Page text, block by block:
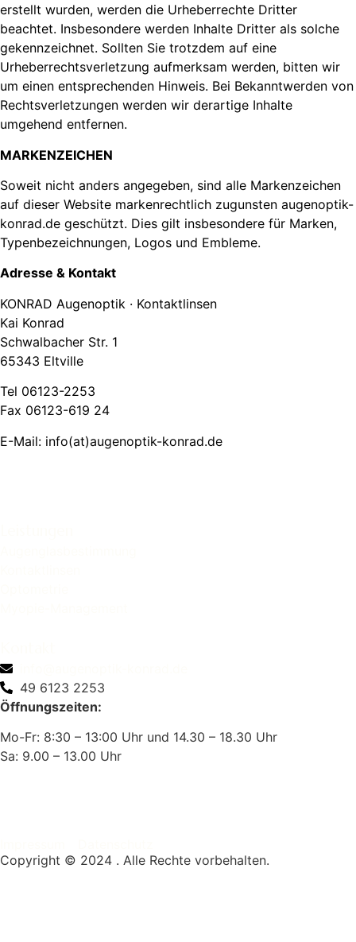
erstellt wurden, werden die Urheberrechte Dritter
beachtet. Insbesondere werden Inhalte Dritter als solche
gekennzeichnet. Sollten Sie trotzdem auf eine
Urheberrechtsverletzung aufmerksam werden, bitten wir
um einen entsprechenden Hinweis. Bei Bekanntwerden von
Rechtsverletzungen werden wir derartige Inhalte
umgehend entfernen.
MARKENZEICHEN
Soweit nicht anders angegeben, sind alle Markenzeichen
auf dieser Website markenrechtlich zugunsten augenoptik-
konrad.de geschützt. Dies gilt insbesondere für Marken,
Typenbezeichnungen, Logos und Embleme.
Adresse & Kontakt
KONRAD Augenoptik · Kontaktlinsen
Kai Konrad
Schwalbacher Str. 1
65343 Eltville
Tel 06123-2253
Fax 06123-619 24
E-Mail: info(at)augenoptik-konrad.de
49 6123 2253
Öffnungszeiten:
Mo-Fr: 8:30 – 13:00 Uhr und 14.30 – 18.30 Uhr
Sa: 9.00 – 13.00 Uhr
Copyright © 2024 . Alle Rechte vorbehalten.